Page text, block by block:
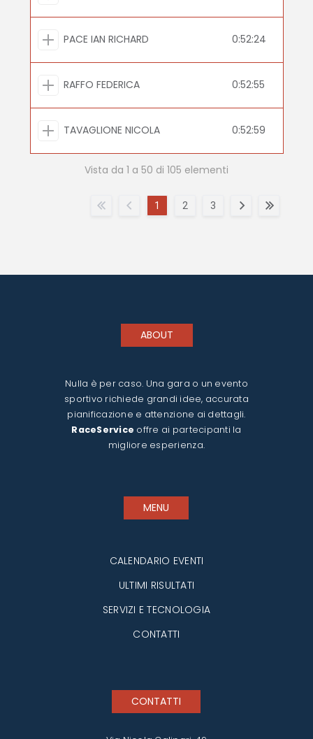
PACE IAN RICHARD 0:52:24
RAFFO FEDERICA 0:52:55
TAVAGLIONE NICOLA 0:52:59
Vista da 1 a 50 di 105 elementi
1 2 3
ABOUT
Nulla è per caso. Una gara o un evento
sportivo richiede grandi idee, accurata
pianificazione e attenzione ai dettagli.
RaceService offre ai partecipanti la
migliore esperienza.
MENU
CALENDARIO EVENTI
ULTIMI RISULTATI
SERVIZI E TECNOLOGIA
CONTATTI
CONTATTI